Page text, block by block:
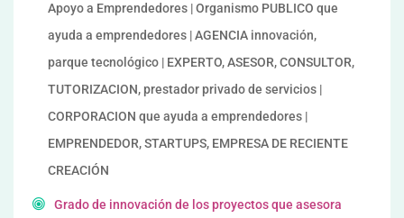
Apoyo a Emprendedores | Organismo PUBLICO que
ayuda a emprendedores | AGENCIA innovación,
parque tecnológico | EXPERTO, ASESOR, CONSULTOR,
TUTORIZACION, prestador privado de servicios |
CORPORACION que ayuda a emprendedores |
EMPRENDEDOR, STARTUPS, EMPRESA DE RECIENTE
CREACIÓN
Grado de innovación de los proyectos que asesora